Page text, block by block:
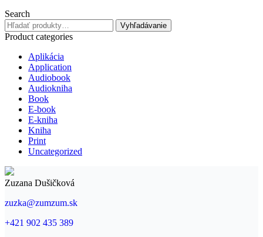
Search
Hľadať:
Vyhľadávanie
Product categories
Aplikácia
Application
Audiobook
Audiokniha
Book
E-book
E-kniha
Kniha
Print
Uncategorized
Zuzana Dušičková
zuzka@zumzum.sk
+421 902 435 389